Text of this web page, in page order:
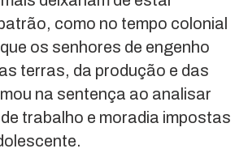
como no tempo colonial
os senhores de engenho
terras, da produção e das
na sentença ao analisar
trabalho e moradia impostas